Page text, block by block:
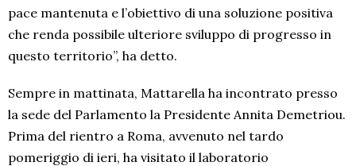
pace mantenuta e l’obiettivo di una soluzione positiva
che renda possibile ulteriore sviluppo di progresso in
questo territorio”, ha detto.
Sempre in mattinata, Mattarella ha incontrato presso
la sede del Parlamento la Presidente Annita Demetriou.
Prima del rientro a Roma, avvenuto nel tardo
pomeriggio di ieri, ha visitato il laboratorio